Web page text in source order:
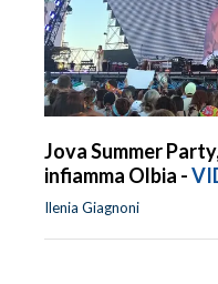
Jova Summer
infiamma Olbia -
Ilenia Giagnoni